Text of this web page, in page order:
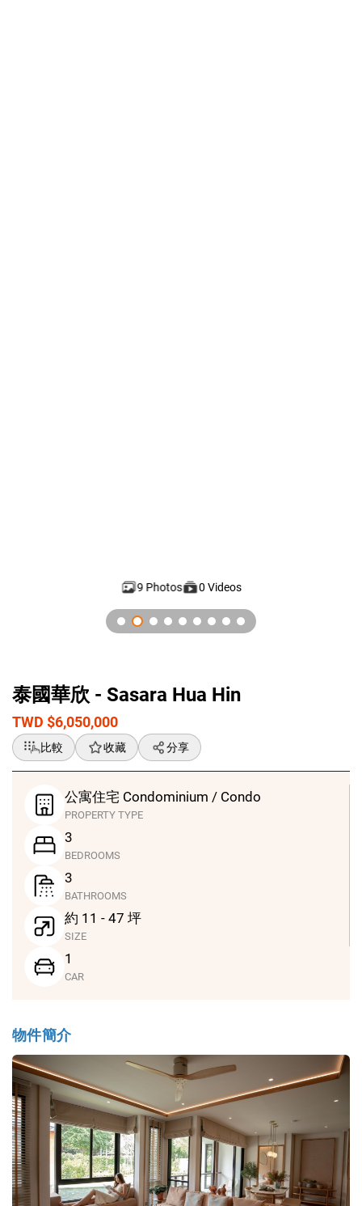
9 Photos 0 Videos
泰國華欣 - Sasara Hua Hin
TWD $6,050,000
比較 收藏 分享
公寓住宅 Condominium / Condo
PROPERTY TYPE
3
BEDROOMS
3
BATHROOMS
約 11 - 47 坪
SIZE
1
CAR
物件簡介